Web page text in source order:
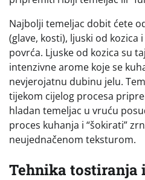
Najbolji temeljac dobit ćete
(glave, kosti), ljuski od kozica
povrća. Ljuske od kozica su
intenzivne arome koje se
nevjerojatnu dubinu jelu.
tijekom cijelog procesa
hladan temeljac u vruću
proces kuhanja i “šokirati”
neujednačenom teksturom.
Tehnika tostiranja